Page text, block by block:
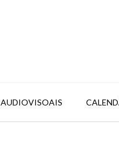
AUDIOVISOAIS